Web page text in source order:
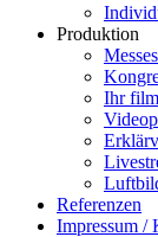
Produktion
Ihr
Referenzen
Impressum /